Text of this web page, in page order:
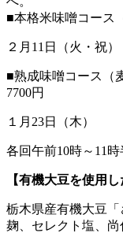
■本格米味噌コース
２月11日（火・祝）
■熟成味噌コース（
7700円
１月23日（木）
各回午前10時～11時
【有機大豆を使用
栃木県産有機大豆
麹、セレクト塩、